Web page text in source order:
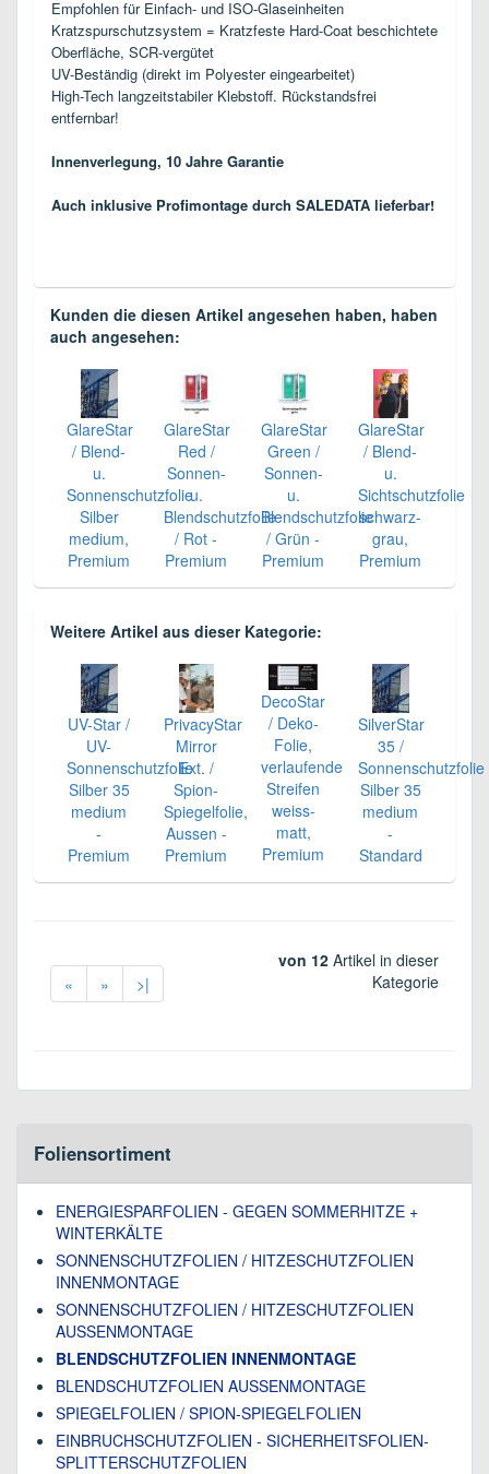
Empfohlen für Einfach- und ISO-Glaseinheiten
Kratzspurschutzsystem = Kratzfeste Hard-Coat beschichtete
Oberfläche, SCR-vergütet
UV-Beständig (direkt im Polyester eingearbeitet)
High-Tech langzeitstabiler Klebstoff. Rückstandsfrei
entfernbar!
Innenverlegung, 10 Jahre Garantie
Auch inklusive Profimontage durch SALEDATA lieferbar!
Kunden die diesen Artikel angesehen haben, haben
auch angesehen:
GlareStar
/ Blend-
u.
Sonnenschutzfolie
Silber
medium,
Premium
GlareStar
Red /
Sonnen-
u.
Blendschutzfolie
/ Rot -
Premium
GlareStar
Green /
Sonnen-
u.
Blendschutzfolie
/ Grün -
Premium
GlareStar
/ Blend-
u.
Sichtschutzfolie
schwarz-
grau,
Premium
Weitere Artikel aus dieser Kategorie:
UV-Star /
UV-
Sonnenschutzfolie
Silber 35
medium
-
Premium
PrivacyStar
Mirror
Ext. /
Spion-
Spiegelfolie,
Aussen -
Premium
DecoStar
/ Deko-
Folie,
verlaufende
Streifen
weiss-
matt,
Premium
SilverStar
35 /
Sonnenschutzfolie
Silber 35
medium
-
Standard
« » >|
von 12 Artikel in dieser
Kategorie
Foliensortiment
ENERGIESPARFOLIEN - GEGEN SOMMERHITZE +
WINTERKÄLTE
SONNENSCHUTZFOLIEN / HITZESCHUTZFOLIEN
INNENMONTAGE
SONNENSCHUTZFOLIEN / HITZESCHUTZFOLIEN
AUSSENMONTAGE
BLENDSCHUTZFOLIEN INNENMONTAGE
BLENDSCHUTZFOLIEN AUSSENMONTAGE
SPIEGELFOLIEN / SPION-SPIEGELFOLIEN
EINBRUCHSCHUTZFOLIEN - SICHERHEITSFOLIEN-
SPLITTERSCHUTZFOLIEN